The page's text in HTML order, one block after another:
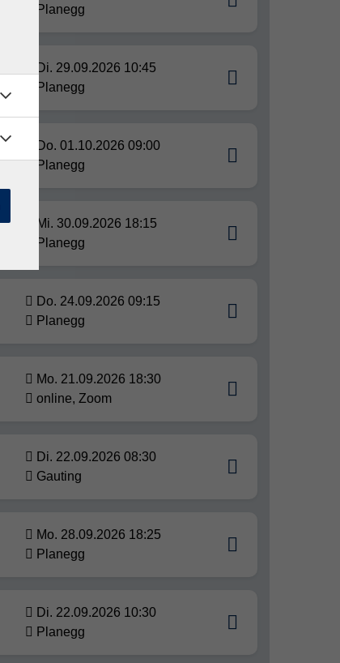
Planegg
Di. 29.09.2026 10:45
Planegg
Do. 01.10.2026 09:00
Planegg
Mi. 30.09.2026 18:15
Planegg
Do. 24.09.2026 09:15
Planegg
Mo. 21.09.2026 18:30
online, Zoom
Di. 22.09.2026 08:30
Gauting
Mo. 28.09.2026 18:25
Planegg
Di. 22.09.2026 10:30
Planegg